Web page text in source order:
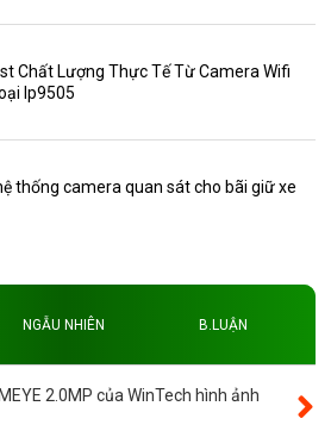
Chất Lượng Thực Tế Từ Camera Wifi
Ip9505
thống camera quan sát cho bãi giữ xe
NGẪU NHIÊN B.LUẬN
2.0MP của WinTech hình ảnh